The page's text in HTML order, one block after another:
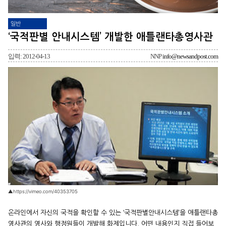
일반
‘국적판별 안내시스템’ 개발한 애틀랜타총영사관
입력: 2012-04-13 NNPinfo@newsandpost.com
▲https://vimeo.com/40353705
온라인에서 자신의 국적을 확인할 수 있는 ‘국적판별안내시스템’을 애틀랜타총
영사관의 영사와 행정원들이 개발해 화제입니다. 어떤 내용인지 직접 들어보